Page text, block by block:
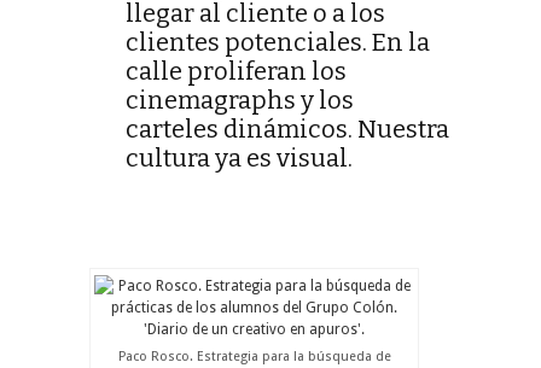
llegar al cliente o a los
clientes potenciales. En la
calle proliferan los
cinemagraphs y los
carteles dinámicos. Nuestra
cultura ya es visual.
Paco Rosco. Estrategia para la búsqueda de